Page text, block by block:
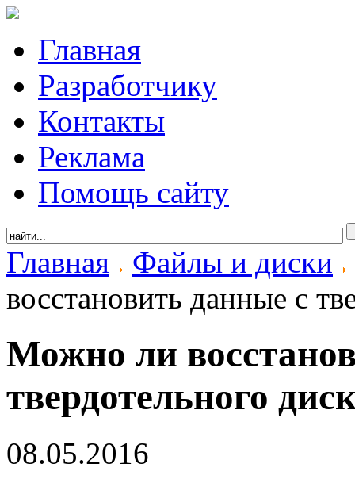
Главная
Разработчику
Контакты
Реклама
Помощь сайту
Главная
Файлы и диски
восстановить данные с
Можно ли
твердотельного
08.05.2016